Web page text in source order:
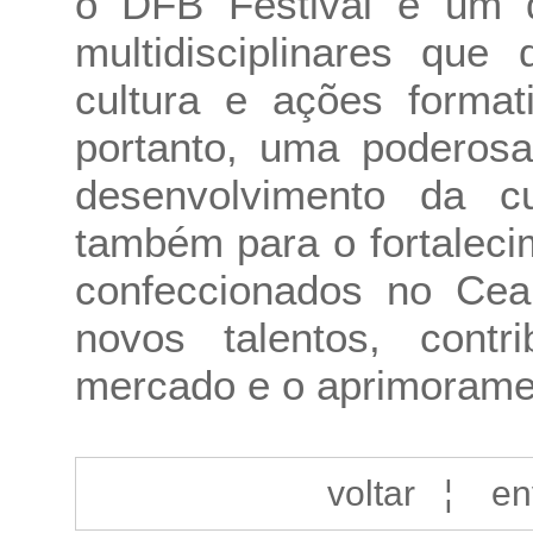
multidisciplinares que
cultura e ações
portanto, uma
desenvolvimento da
também para o
confeccionados no
novos talentos,
mercado e o
voltar¦